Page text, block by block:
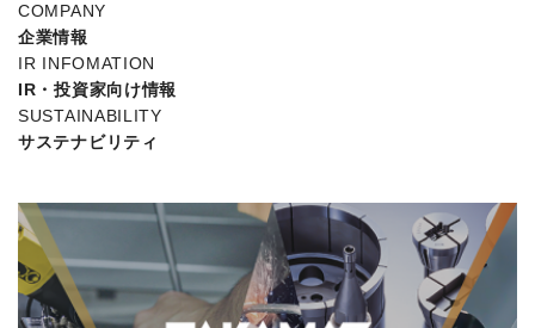
COMPANY
企業情報
IR INFOMATION
IR・投資家向け情報
SUSTAINABILITY
サステナビリティ